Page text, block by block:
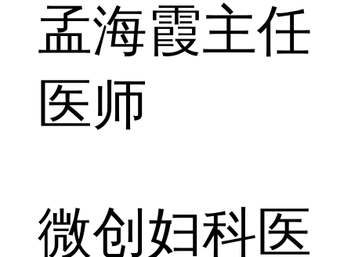
孟海霞主任
医师
微创妇科医